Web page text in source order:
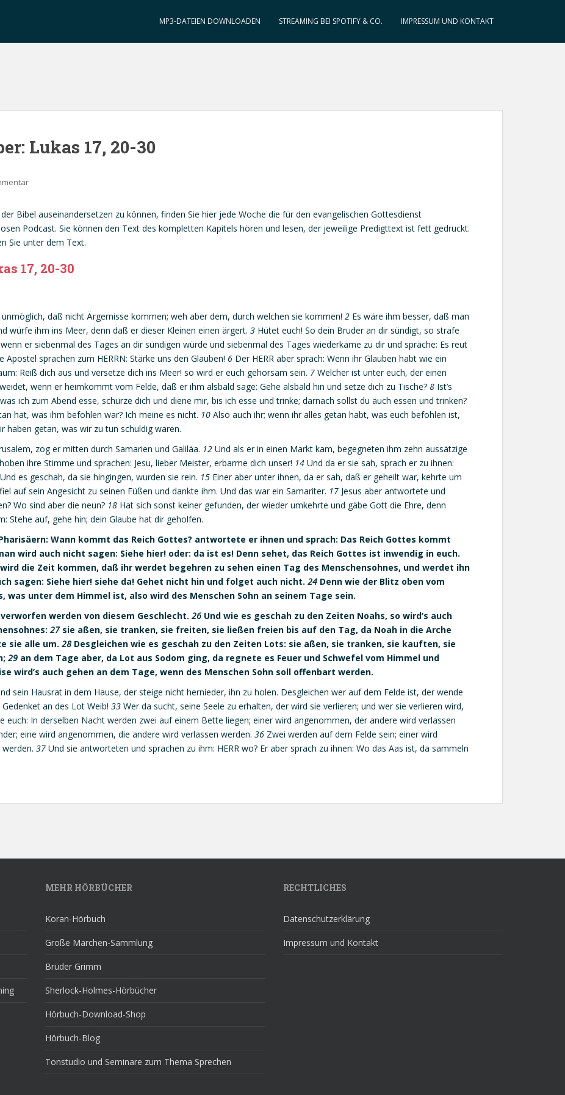
MP3-DATEIEN DOWNLOADEN STREAMING BEI SPOTIFY & CO. IMPRESSUM UND KONTAKT
Lukas 17, 20-30
Bibel auseinandersetzen zu können, finden Sie hier jede Woche die für den evangelischen Gottesdienst
Podcast. Sie können den Text des kompletten Kapitels hören und lesen, der jeweilige Predigttext ist fett gedruckt.
Sie unter dem Text.
17, 20-30
unmöglich, daß nicht Ärgernisse kommen; weh aber dem, durch welchen sie kommen! 2 Es wäre ihm besser, daß man
würfe ihm ins Meer, denn daß er dieser Kleinen einen ärgert. 3 Hütet euch! So dein Bruder an dir sündigt, so strafe
er siebenmal des Tages an dir sündigen würde und siebenmal des Tages wiederkäme zu dir und spräche: Es reut
Apostel sprachen zum HERRN: Stärke uns den Glauben! 6 Der HERR aber sprach: Wenn ihr Glauben habt wie ein
Reiß dich aus und versetze dich ins Meer! so wird er euch gehorsam sein. 7 Welcher ist unter euch, der einen
wenn er heimkommt vom Felde, daß er ihm alsbald sage: Gehe alsbald hin und setze dich zu Tische? 8 Ist’s
ich zum Abend esse, schürze dich und diene mir, bis ich esse und trinke; darnach sollst du auch essen und trinken?
hat, was ihm befohlen war? Ich meine es nicht. 10 Also auch ihr; wenn ihr alles getan habt, was euch befohlen ist,
haben getan, was wir zu tun schuldig waren.
zog er mitten durch Samarien und Galiläa. 12 Und als er in einen Markt kam, begegneten ihm zehn aussätzige
ihre Stimme und sprachen: Jesu, lieber Meister, erbarme dich unser! 14 Und da er sie sah, sprach er zu ihnen:
es geschah, da sie hingingen, wurden sie rein. 15 Einer aber unter ihnen, da er sah, daß er geheilt war, kehrte um
auf sein Angesicht zu seinen Füßen und dankte ihm. Und das war ein Samariter. 17 Jesus aber antwortete und
Wo sind aber die neun? 18 Hat sich sonst keiner gefunden, der wieder umkehrte und gäbe Gott die Ehre, denn
Stehe auf, gehe hin; dein Glaube hat dir geholfen.
Wann kommt das Reich Gottes? antwortete er ihnen und sprach: Das Reich Gottes kommt
wird auch nicht sagen: Siehe hier! oder: da ist es! Denn sehet, das Reich Gottes ist inwendig in euch.
wird die Zeit kommen, daß ihr werdet begehren zu sehen einen Tag des Menschensohnes, und werdet ihn
sagen: Siehe hier! siehe da! Gehet nicht hin und folget auch nicht. 24 Denn wie der Blitz oben vom
unter dem Himmel ist, also wird des Menschen Sohn an seinem Tage sein.
werden von diesem Geschlecht. 26 Und wie es geschah zu den Zeiten Noahs, so wird’s auch
27 sie aßen, sie tranken, sie freiten, sie ließen freien bis auf den Tag, da Noah in die Arche
sie alle um. 28 Desgleichen wie es geschah zu den Zeiten Lots: sie aßen, sie tranken, sie kauften, sie
29 an dem Tage aber, da Lot aus Sodom ging, da regnete es Feuer und Schwefel vom Himmel und
wird’s auch gehen an dem Tage, wenn des Menschen Sohn soll offenbart werden.
sein Hausrat in dem Hause, der steige nicht hernieder, ihn zu holen. Desgleichen wer auf dem Felde ist, der wende
Gedenket an des Lot Weib! 33 Wer da sucht, seine Seele zu erhalten, der wird sie verlieren; und wer sie verlieren wird,
euch: In derselben Nacht werden zwei auf einem Bette liegen; einer wird angenommen, der andere wird verlassen
eine wird angenommen, die andere wird verlassen werden. 36 Zwei werden auf dem Felde sein; einer wird
37 Und sie antworteten und sprachen zu ihm: HERR wo? Er aber sprach zu ihnen: Wo das Aas ist, da sammeln
MEHR HÖRBÜCHER
Koran-Hörbuch
Große Märchen-Sammlung
Brüder Grimm
Sherlock-Holmes-Hörbücher
Hörbuch-Download-Shop
Hörbuch-Blog
Tonstudio und Seminare zum Thema Sprechen
RECHTLICHES
Datenschutzerklärung
Impressum und Kontakt